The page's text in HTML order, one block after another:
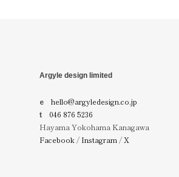
Argyle design limited
ehello@argyledesign.co.jp
t 046 876 5236
Hayama Yokohama Kanagawa
Facebook / Instagram /X